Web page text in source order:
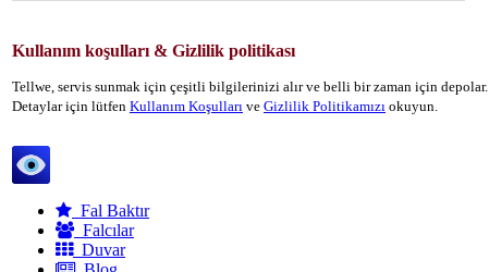
Kullanım koşulları & Gizlilik politikası
Tellwe, servis sunmak için çeşitli bilgilerinizi alır ve belli bir zaman için
Detaylar için lütfen Kullanım Koşulları ve Gizlilik Politikamızı okuyun.
Fal Baktır
Falcılar
Duvar